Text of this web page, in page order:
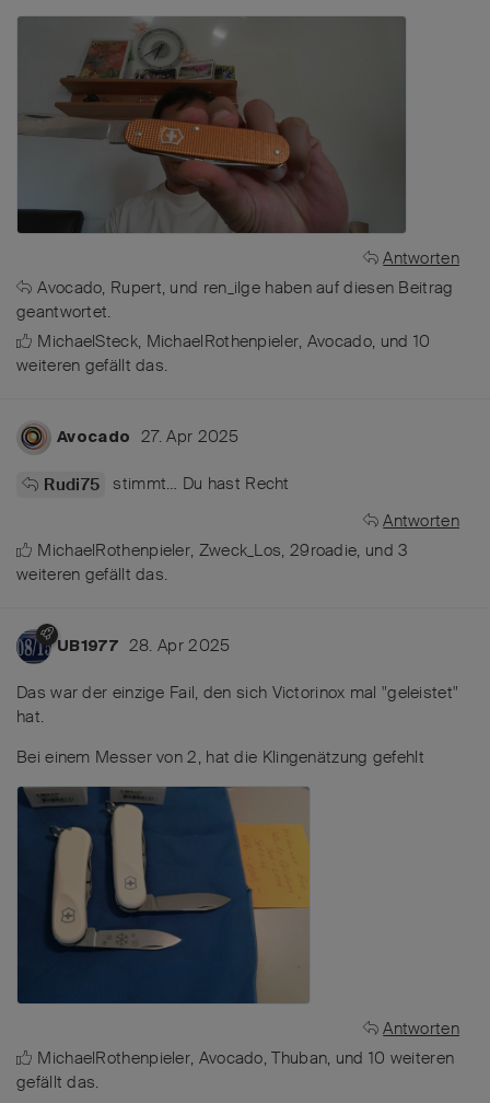
Antworten
Avocado, Rupert, und ren_ilge habenauf diesen Beitrag
geantwortet.
MichaelSteck, MichaelRothenpieler, Avocado, und 10
weiteren gefällt das.
Avocado 27. Apr 2025
Rudi75
stimmt… Du hast Recht
Antworten
MichaelRothenpieler, Zweck_Los, 29roadie, und3
weiteren gefällt das.
UB1977 28. Apr 2025
Das war der einzige Fail, den sich Victorinox mal "geleistet"
hat.
Bei einem Messer von 2, hat die Klingenätzung gefehlt
Antworten
MichaelRothenpieler, Avocado,Thuban, und 10 weiteren
gefällt das.